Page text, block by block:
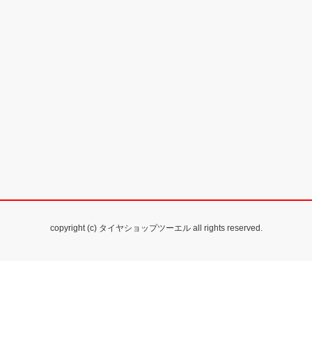
copyright (c) タイヤショップツーエル all rights reserved.